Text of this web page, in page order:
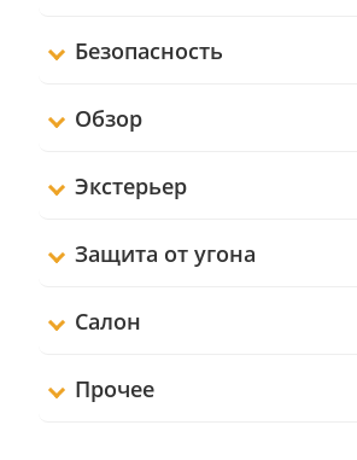
Безопасность
Обзор
Экстерьер
Защита от угона
Салон
Прочее